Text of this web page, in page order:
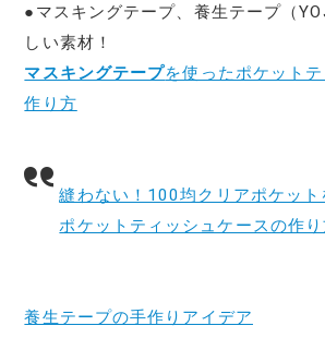
●マスキングテープ、養生テープ（
しい素材！
マスキングテープを使ったポケット
作り方
縫わない！100均クリアポケット
ポケットティッシュケースの作り
養生テープの手作りアイデア